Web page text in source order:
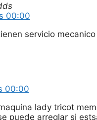
00:00
servicio
00:00
lady tricot
puede arreglar si